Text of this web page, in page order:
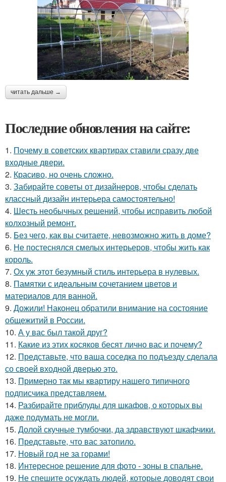
читать дальше →
Последние обновления на сайте:
1. Почему в советских квартирах ставили сразу две
входные двери.
2. Красиво, но очень сложно.
3. Забирайте советы от дизайнеров, чтобы сделать
классный дизайн интерьера самостоятельно!
4. Шесть необычных решений, чтобы исправить любой
колхозный ремонт.
5. Без чего, как вы считаете, невозможно жить в доме?
6. Не постеснялся смелых интерьеров, чтобы жить как
король.
7. Ох уж этот безумный стиль интерьера в нулевых.
8. Памятки с идеальным сочетанием цветов и
материалов для ванной.
9. Дожили! Наконец обратили внимание на состояние
общежитий в России.
10. А у вас был такой друг?
11. Какие из этих косяков бесят лично вас и почему?
12. Представьте, что ваша соседка по подъезду сделала
со своей входной дверью это.
13. Примерно так мы квартиру нашего типичного
подписчика представляем.
14. Разбирайте приблуды для шкафов, о которых вы
даже подумать не могли.
15. Долой скучные тумбочки, да здравствуют шкафчики.
16. Представьте, что вас затопило.
17. Новый год не за горами!
18. Интересное решение для фото - зоны в спальне.
19. Не спешите осуждать людей, которые доводят свои